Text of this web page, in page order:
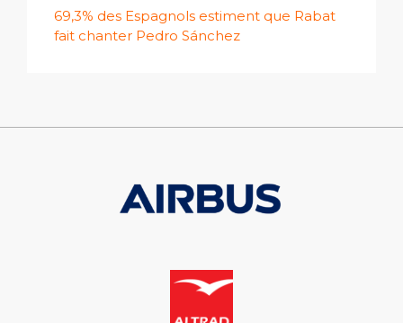
69,3% des Espagnols estiment que Rabat
fait chanter Pedro Sánchez